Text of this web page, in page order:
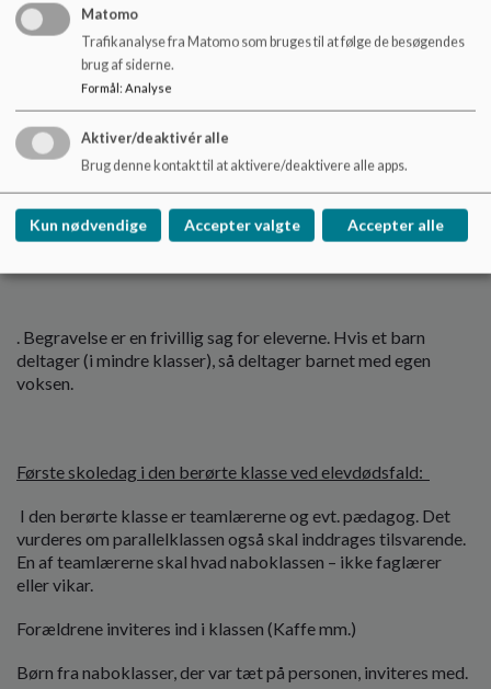
(Lærerrokeringer kan blive aktuelle)
· Der flages på halv
. Skolen laver en dødsannonce (sammen med klassen, SFO og
· Opmærksomhed ved og deltagelse i begravelsen af lærere
og ledelse uden elever
. Begravelse er en frivillig sag for eleverne. Hvis et barn
deltager (i mindre klasser), så deltager barnet med egen
voksen.
Første skoledag i den berørte klasse ved elevdødsfald:
I den berørte klasse er teamlærerne og evt. pædagog. Det
vurderes om parallelklassen også skal inddrages tilsvarende.
En af teamlærerne skal hvad naboklassen – ikke faglærer
eller vikar.
Forældrene inviteres ind i klassen (Kaffe mm.)
Børn fra naboklasser, der var tæt på personen, inviteres med.
Matomo
Trafikanalyse fra Matomo som bruges til at følge de besøgendes
brug af siderne.
Formål: Analyse
Aktiver/deaktivér alle
Brug denne kontakt til at aktivere/deaktivere alle apps.
Kun nødvendige Accepter valgte Accepter alle